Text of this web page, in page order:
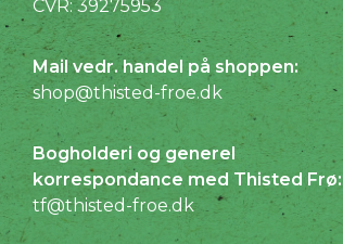
CVR: 39275953
Mail vedr. handel på shoppen:
shop@thisted-froe.dk
Bogholderi og generel
korrespondance med Thisted Frø:
tf@thisted-froe.dk